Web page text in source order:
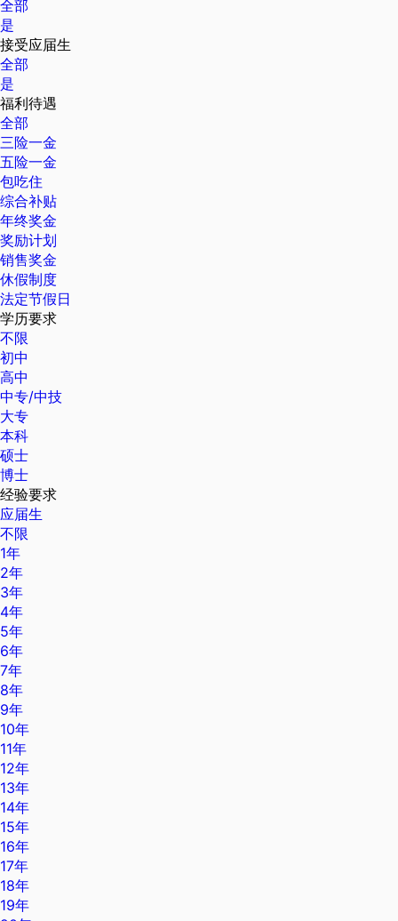
全部
是
接受应届生
全部
是
福利待遇
全部
三险一金
五险一金
包吃住
综合补贴
年终奖金
奖励计划
销售奖金
休假制度
法定节假日
学历要求
不限
初中
高中
中专/中技
大专
本科
硕士
博士
经验要求
应届生
不限
1年
2年
3年
4年
5年
6年
7年
8年
9年
10年
11年
12年
13年
14年
15年
16年
17年
18年
19年